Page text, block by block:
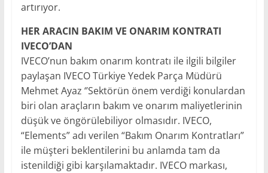
artırıyor.
HER ARACIN BAKIM VE ONARIM KONTRATI
IVECO’DAN
IVECO’nun bakım onarım kontratı ile ilgili bilgiler
paylaşan IVECO Türkiye Yedek Parça Müdürü
Mehmet Ayaz ‘’Sektörün önem verdiği konulardan
biri olan araçların bakım ve onarım maliyetlerinin
düşük ve öngörülebiliyor olmasıdır. IVECO,
“Elements” adı verilen “Bakım Onarım Kontratları”
ile müşteri beklentilerini bu anlamda tam da
istenildiği gibi karşılamaktadır. IVECO markası,